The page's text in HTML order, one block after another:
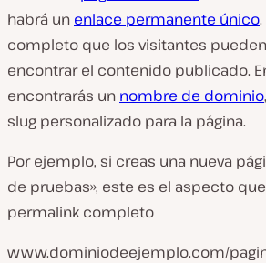
habrá un enlace permanente único
completo que los visitantes
encontrar el contenido publicado.
encontrarás un nombre de dominio
slug personalizado para la página.
Por ejemplo, si creas una nueva
de pruebas», este es el aspecto
permalink completo
www.dominiodeejemplo.com/